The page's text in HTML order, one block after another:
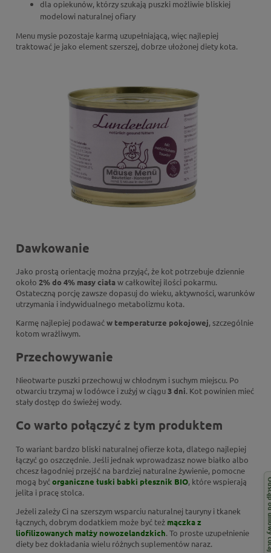
dla opiekunów, którzy szukają puszki możliwie bliskiej
modelowi naturalnej ofiary
Menu mysie pozostaje karmą uzupełniającą, więc najlepiej
traktować je jako element szerszej, dobrze ułożonej diety kota.
Dawkowanie
Jako prostą orientację można przyjąć, że kot potrzebuje dziennie
około 2% do 4% masy ciaław całkowitej ilości pokarmu.
Ostateczną porcję zawsze dopasuj do wieku, aktywności, warunków
utrzymania i indywidualnego metabolizmu kota.
Karmę najlepiej podawaćw temperaturze pokojowej, szczególnie
kotom wrażliwym.
Przechowywanie
Nieotwarte puszki przechowuj w chłodnym i suchym miejscu. Po
otwarciu trzymaj w lodówce i zużyj w ciągu3 dni. Kot powinien mieć
stały dostęp do świeżej wody.
Co warto połączyć z tym produktem
To wariant bardzo bliski naturalnej ofierze kota, dlatego najlepiej
łączyć go oszczędnie. Jeśli jednak wprowadzasz nowe białko albo
chcesz łagodniej przejść na bardziej naturalne żywienie, pomocne
mogą byćorganiczne łuski babki płesznik BIO, które wspierają
jelita i pracę stolca.
Jeżeli zależy Ci na szerszym wsparciu naturalnej tauryny i tkanek
łącznych, dobrym dodatkiem może być też mączka z
liofilizowanych małży nowozelandzkich. To proste uzupełnienie
diety bez dokładania wielu różnych suplementów naraz.